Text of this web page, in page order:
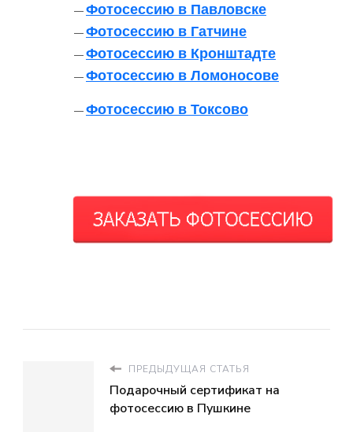
— Фотосессию в Павловске
— Фотосессию в Гатчине
— Фотосессию в Кронштадте
— Фотосессию в Ломоносове
— Фотосессию в Токсово
ПРЕДЫДУЩАЯ СТАТЬЯ
Подарочный сертификат на
фотосессию в Пушкине